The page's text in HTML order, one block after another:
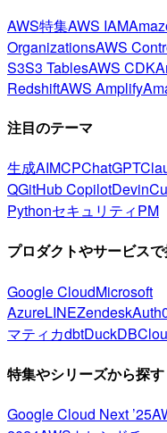
AWS特集AWS IAM
OrganizationsAWS
S3S3 TablesAWS CDK
RedshiftAWS Amplify
注目のテーマ
生成AIMCPChatGPT
QGitHub CopilotDevin
PythonセキュリティPM
プロダクトやサービス
Google CloudMicrosoft
AzureLINEZendesk
マティカdbtDuckDB
特集やシリーズから探す
Google Cloud Next ’25